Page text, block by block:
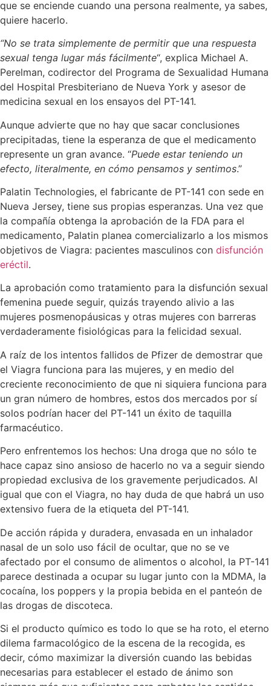
que se enciende cuando una persona realmente, ya sabes,
quiere hacerlo.
“No se trata simplemente de permitir que una respuesta
sexual tenga lugar más fácilmente“, explica Michael A.
Perelman, codirector del Programa de Sexualidad Humana
del Hospital Presbiteriano de Nueva York y asesor de
medicina sexual en los ensayos del PT-141.
Aunque advierte que no hay que sacar conclusiones
precipitadas, tiene la esperanza de que el medicamento
represente un gran avance. “Puede estar teniendo un
efecto, literalmente, en cómo pensamos y sentimos.”
Palatin Technologies, el fabricante de PT-141 con sede en
Nueva Jersey, tiene sus propias esperanzas. Una vez que
la compañía obtenga la aprobación de la FDA para el
medicamento, Palatin planea comercializarlo a los mismos
objetivos de Viagra: pacientes masculinos con disfunción
eréctil.
La aprobación como tratamiento para la disfunción sexual
femenina puede seguir, quizás trayendo alivio a las
mujeres posmenopáusicas y otras mujeres con barreras
verdaderamente fisiológicas para la felicidad sexual.
A raíz de los intentos fallidos de Pfizer de demostrar que
el Viagra funciona para las mujeres, y en medio del
creciente reconocimiento de que ni siquiera funciona para
un gran número de hombres, estos dos mercados por sí
solos podrían hacer del PT-141 un éxito de taquilla
farmacéutico.
Pero enfrentemos los hechos: Una droga que no sólo te
hace capaz sino ansioso de hacerlo no va a seguir siendo
propiedad exclusiva de los gravemente perjudicados. Al
igual que con el Viagra, no hay duda de que habrá un uso
extensivo fuera de la etiqueta del PT-141.
De acción rápida y duradera, envasada en un inhalador
nasal de un solo uso fácil de ocultar, que no se ve
afectado por el consumo de alimentos o alcohol, la PT-141
parece destinada a ocupar su lugar junto con la MDMA, la
cocaína, los poppers y la propia bebida en el panteón de
las drogas de discoteca.
Si el producto químico es todo lo que se ha roto, el eterno
dilema farmacológico de la escena de la recogida, es
decir, cómo maximizar la diversión cuando las bebidas
necesarias para establecer el estado de ánimo son